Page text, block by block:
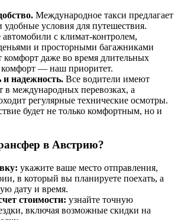
Международное такси предлагает
условия для путешествия.
с климат-контролем,
и просторными багажниками
комфорт даже во время длительных
— наш приоритет.
и надежность. Все водители имеют
международных перевозках, а
регулярные технические осмотры.
будет не только комфортным, но и
в Австрию?
укажите ваше место отправления,
в который вы планируете поехать, а
дату и время.
стоимости: узнайте точную
включая возможные скидки на